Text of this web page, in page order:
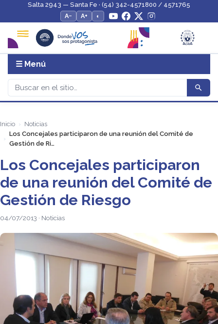
Salta 2943 — Santa Fe · (54) 342-4571800 / 4571765
A−
A+ ◐
☰ Menú
Inicio
Noticias
Los Concejales participaron de una reunión del Comité de
Gestión de Ri…
Los Concejales participaron
de una reunión del Comité de
Gestión de Riesgo
04/07/2013 · Noticias